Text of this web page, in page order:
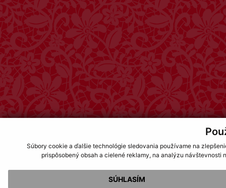
Súbory cookie a ďalšie technológie sledovania používame na
prispôsobený obsah a cielené reklamy, na analýzu
SÚHLASÍM